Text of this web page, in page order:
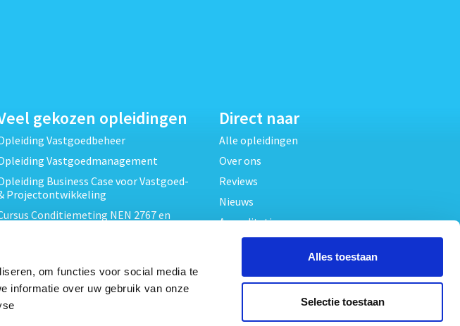
om functies voor social media te
informatie over uw gebruik van onze
Alles toestaan
Selectie toestaan
gekozen opleidingen
Vastgoedbeheer
Vastgoedmanagement
Business Case voor Vastgoed-
Projectontwikkeling
Conditiemeting NEN 2767 en
EP-W Basis Woningen
Professioneel VvE-beheer
Projectleider Vastgoed
Direct naar
Alle opleidingen
Over ons
Reviews
Nieuws
Accreditaties
Algemene voorwaarden
Privacy verklaring